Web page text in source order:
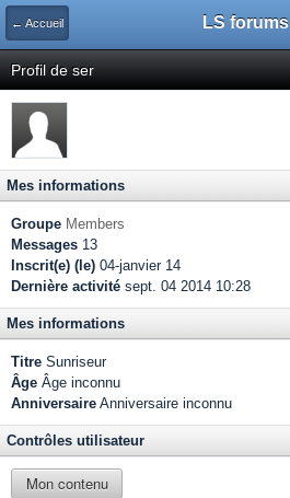
← Accueil LS forums
Profil de ser
Mes informations
Groupe Members
Messages 13
Inscrit(e) (le) 04-janvier 14
Dernière activité sept. 04 2014 10:28
Mes informations
Titre Sunriseur
Âge Âge inconnu
Anniversaire Anniversaire inconnu
Contrôles utilisateur
Mon contenu